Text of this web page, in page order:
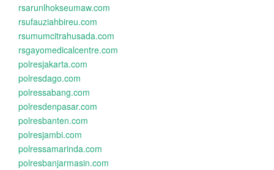
rsarunlhokseumaw.com
rsufauziahbireu.com
rsumumcitrahusada.com
rsgayomedicalcentre.com
polresjakarta.com
polresdago.com
polressabang.com
polresdenpasar.com
polresbanten.com
polresjambi.com
polressamarinda.com
polresbanjarmasin.com